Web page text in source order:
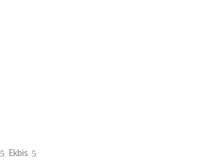
Ekbis